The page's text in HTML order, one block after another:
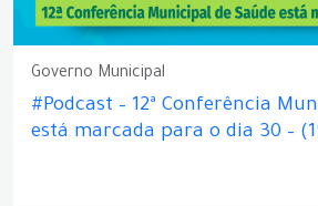
Governo Municipal
#Podcast – 12ª Conferência
está marcada para o dia 30 –